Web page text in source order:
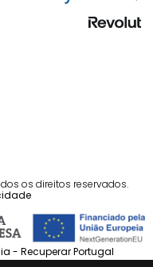
os direitos reservados.
- Recuperar Portugal